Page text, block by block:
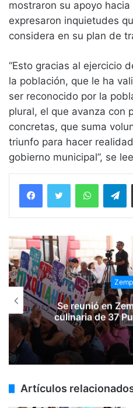
mostraron su apoyo
expresaron inquietudes
considera en su plan de
“Esto gracias al ejercicio
la población, que le ha
ser reconocido por la
plural, el que avanza con
concretas, que suma
triunfo para hacer
gobierno municipal”, se
Se reunió en
culinaria de 37
Artículos